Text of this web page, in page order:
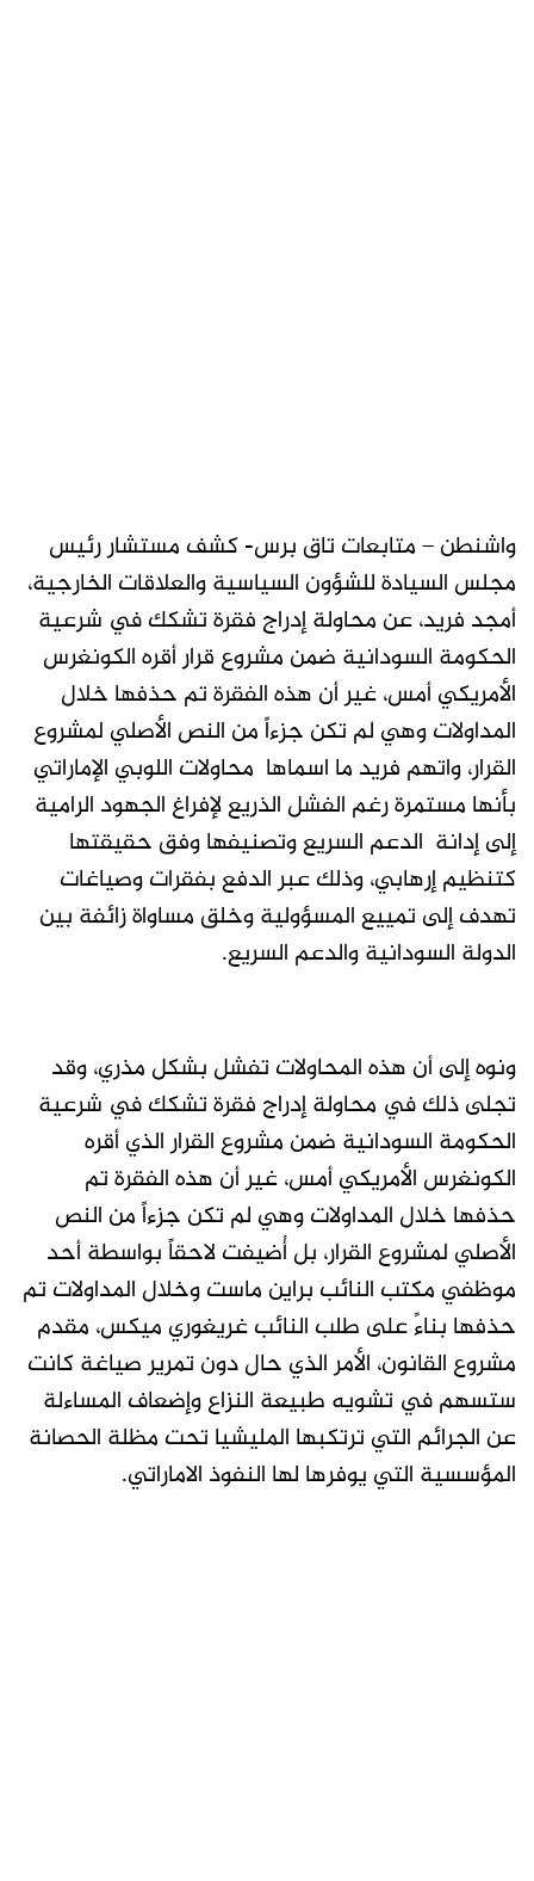
واشنطن – متابعات تاق برس- كشف مستشار رئيس
مجلس السيادة للشؤون السياسية والعلاقات الخارجية،
أمجد فريد، عن محاولة إدراج فقرة تشكك في شرعية
الحكومة السودانية ضمن مشروع قرار أقره الكونغرس
الأمريكي أمس، غير أن هذه الفقرة تم حذفها خلال
المداولات وهي لم تكن جزءاً من النص الأصلي لمشروع
القرار، واتهم فريد ما اسماها محاولات اللوبي الإماراتي
بأنها مستمرة رغم الفشل الذريع لإفراغ الجهود الرامية
إلى إدانة الدعم السريع وتصنيفها وفق حقيقتها
كتنظيم إرهابي، وذلك عبر الدفع بفقرات وصياغات
تهدف إلى تمييع المسؤولية وخلق مساواة زائفة بين
الدولة السودانية والدعم السريع.
ونوه إلى أن هذه المحاولات تفشل بشكل مذري، وقد
تجلى ذلك في محاولة إدراج فقرة تشكك في شرعية
الحكومة السودانية ضمن مشروع القرار الذي أقره
الكونغرس الأمريكي أمس، غير أن هذه الفقرة تم
حذفها خلال المداولات وهي لم تكن جزءاً من النص
الأصلي لمشروع القرار، بل أُضيفت لاحقاً بواسطة أحد
موظفي مكتب النائب براين ماست وخلال المداولات تم
حذفها بناءً على طلب النائب غريغوري ميكس، مقدم
مشروع القانون، الأمر الذي حال دون تمرير صياغة كانت
ستسهم في تشويه طبيعة النزاع وإضعاف المساءلة
عن الجرائم التي ترتكبها المليشيا تحت مظلة الحصانة
المؤسسية التي يوفرها لها النفوذ الاماراتي.